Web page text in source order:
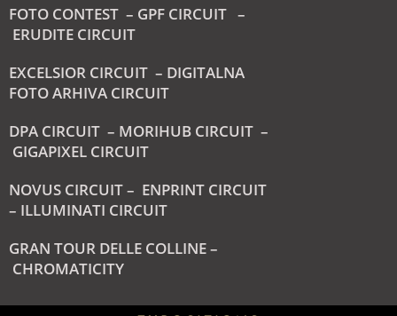
FOTO CONTEST – GPF CIRCUIT –
ERUDITE CIRCUIT
EXCELSIOR CIRCUIT – DIGITALNA
FOTO ARHIVA CIRCUIT
DPA CIRCUIT – MORIHUB CIRCUIT –
GIGAPIXEL CIRCUIT
NOVUS CIRCUIT – ENPRINT CIRCUIT
– ILLUMINATI CIRCUIT
GRAN TOUR DELLE COLLINE –
CHROMATICITY